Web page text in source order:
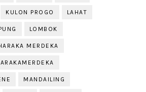
KULON PROGO LAHAT
LOMBOK
MERDEKA
MANDAILING